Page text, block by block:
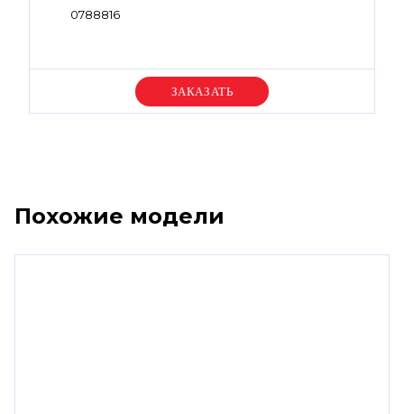
0788816
Уточняйте цену
Похожие модели